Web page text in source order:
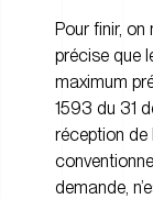
Pour finir,
précise que
maximum
1593 du 31
réception de
demande,